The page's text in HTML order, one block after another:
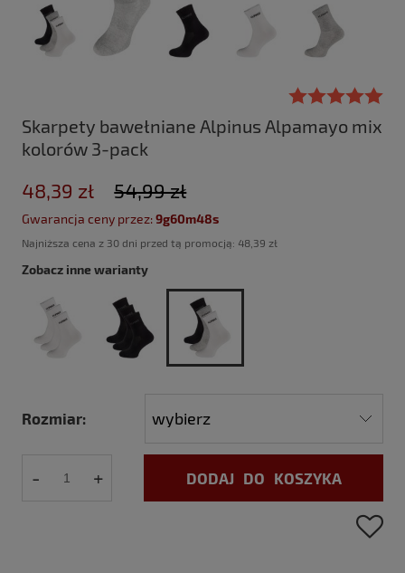
Skarpety bawełniane Alpinus Alpamayo mix
kolorów 3-pack
48,39 zł 54,99 zł
Gwarancja ceny przez:9g60m47s
Najniższa cena z 30 dni przed tą promocją: 48,39 zł
Zobacz inne warianty
Rozmiar:
- + DODAJ DO KOSZYKA